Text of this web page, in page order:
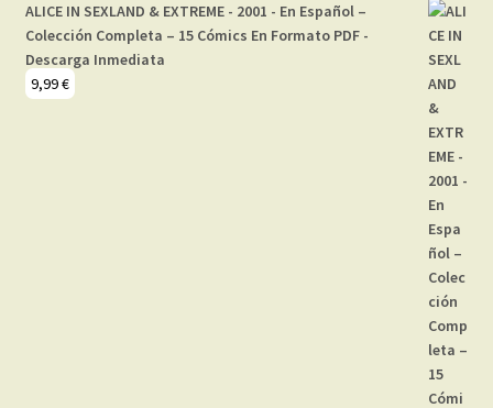
ALICE IN SEXLAND & EXTREME - 2001 - En Español –
Colección Completa – 15 Cómics En Formato PDF -
Descarga Inmediata
9,99€